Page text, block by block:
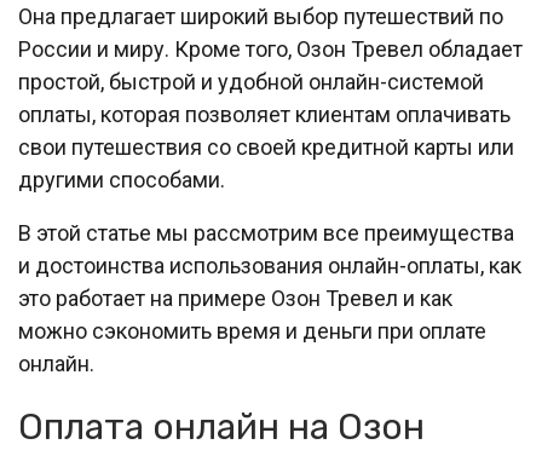
Она предлагает широкий выбор путешествий по
России и миру. Кроме того, Озон Тревел обладает
простой, быстрой и удобной онлайн-системой
оплаты, которая позволяет клиентам оплачивать
свои путешествия со своей кредитной карты или
другими способами.
В этой статье мы рассмотрим все преимущества
и достоинства использования онлайн-оплаты, как
это работает на примере Озон Тревел и как
можно сэкономить время и деньги при оплате
онлайн.
Оплата онлайн на Озон